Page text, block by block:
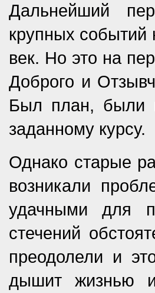
Дальнейший
крупных
век. Но это на
Доброго и
Был план, были
заданному курсу.
Однако старые
возникали
удачными для
стечений
преодолели и
дышит жизнью